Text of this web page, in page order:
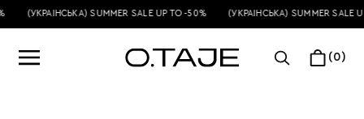
(УКРАЇНСЬКА) SUMMER SALE UP TO -50% (УКРАЇНСЬКА) SUMMER SALE
(0)